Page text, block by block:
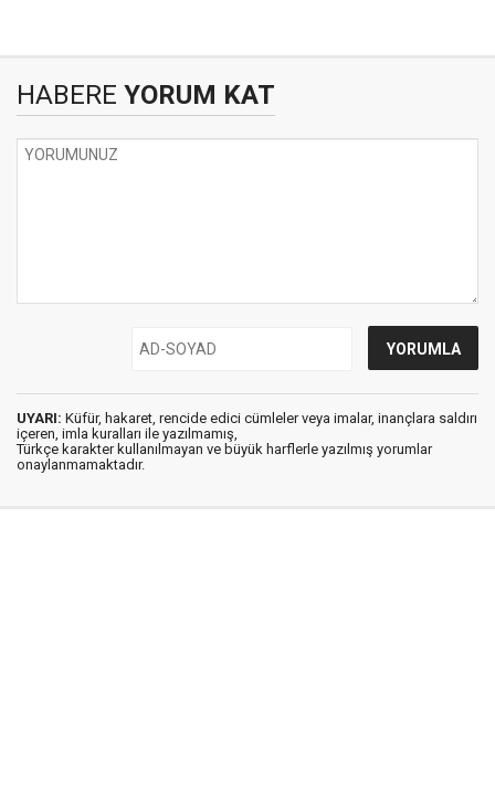
HABERE YORUM KAT
UYARI: Küfür, hakaret, rencide edici cümleler veya imalar, inançlara saldırı
içeren, imla kuralları ile yazılmamış,
Türkçe karakter kullanılmayan ve büyük harflerle yazılmış yorumlar
onaylanmamaktadır.